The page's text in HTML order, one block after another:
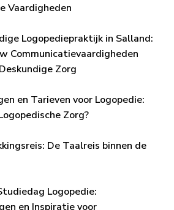
Vaardigheden
Logopediepraktijk in Salland:
Communicatievaardigheden
Zorg
en Tarieven voor Logopedie:
Zorg?
De Taalreis binnen de
Logopedie:
en Inspiratie voor